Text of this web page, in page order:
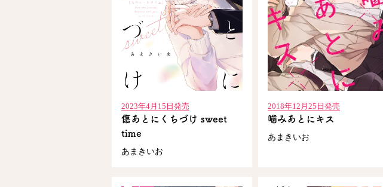
2023年4月15日発売
傷あとにくちづけ sweet
time
あまきいお
2018年12月25日発売
噛みあとにキス
あまきいお